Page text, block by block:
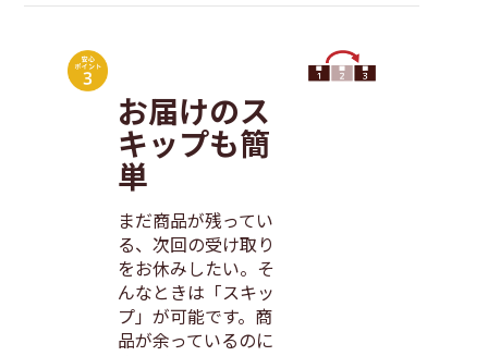
お届けのス
キップも簡
単
まだ商品が残ってい
る、次回の受け取り
をお休みしたい。そ
んなときは「スキッ
プ」が可能です。商
品が余っているのに